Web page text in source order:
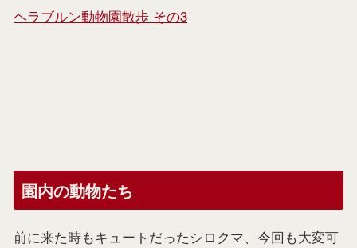
ヘラブルン動物園散歩 その3
園内の動物たち
前に来た時もキュートだったシロクマ、今回も大変可